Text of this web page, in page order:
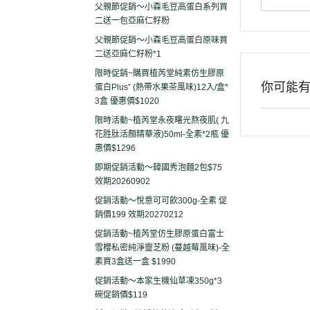
父親節促銷～小森毛豆高蛋白系列買
二送一包亞麻仁籽粉
父親節促銷～小森毛豆高蛋白原味買
二送亞麻仁籽粉*1
限時促銷~購買植芮堂純素仿生膠原
蛋白Plus⁺ (熱帶水果茶風味)12入/盒*
3盒 優惠價$1020
限時活動~植芮堂永夜曙光熬夜肌( 九
花胜肽活顏精華液)50ml-全素*2瓶 優
惠價$1296
即期促銷活動～韓國秀泡麵2包$75
效期20260902
促銷活動～悅意可可飲300g-全素 促
銷價199 效期20270212
促銷活動~植芮堂仿生膠原蛋白富士
雪櫻私密純淨靈芝粉 (蔓越莓風味)-全
素買3盒送一盒 $1990
促銷活動～本家生機仙草凍350g*3
碗促銷價$119
你可能